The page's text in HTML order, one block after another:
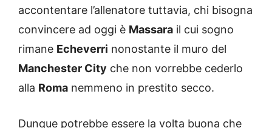
accontentare l’allenatore tuttavia, chi bisogna
convincere ad oggi è Massara il cui sogno
rimane Echeverri nonostante il muro del
Manchester City che non vorrebbe cederlo
alla Roma nemmeno in prestito secco.
Dunque potrebbe essere la volta buona che